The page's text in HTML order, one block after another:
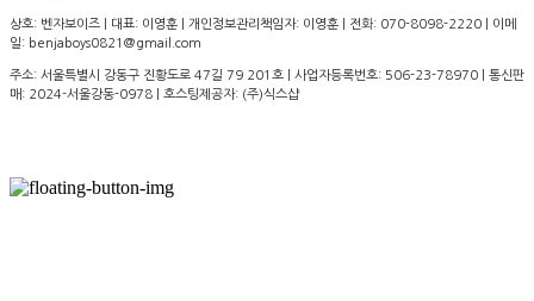
상호: 벤자보이즈 | 대표: 이영훈 | 개인정보관리책임자: 이영훈 | 전화: 070-8098-2220 | 이메
일: benjaboys0821@gmail.com
주소: 서울특별시 강동구 진황도로 47길 79 201호 | 사업자등록번호: 506-23-78970 | 통신판
매: 2024-서울강동-0978 | 호스팅제공자: (주)식스샵